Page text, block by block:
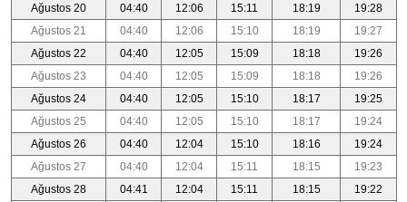
Ağustos 20
04:40 12:06 15:11 18:19
19:28
Ağustos 21
04:40 12:06 15:10 18:19
19:27
Ağustos 22
04:40 12:05 15:09 18:18
19:26
Ağustos 23
04:40 12:05 15:09 18:18
19:26
Ağustos 24
04:40 12:05 15:10 18:17
19:25
Ağustos 25
04:40 12:05 15:10 18:17
19:24
Ağustos 26
04:40 12:04 15:10 18:16
19:24
Ağustos 27
04:40 12:04 15:11 18:15
19:23
Ağustos 28
04:41 12:04 15:11 18:15
19:22